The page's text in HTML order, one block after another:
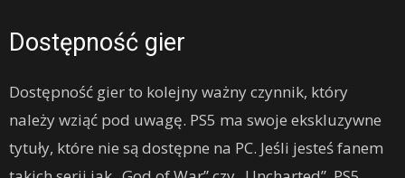
Dostępność gier
Dostępność gier to kolejny ważny czynnik, który
należy wziąć pod uwagę. PS5 ma swoje ekskluzywne
tytuły, które nie są dostępne na PC. Jeśli jesteś fanem